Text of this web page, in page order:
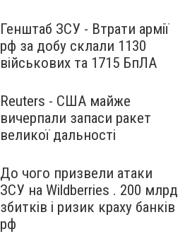
Генштаб ЗСУ - Втрати армії
рф за добу склали 1130
військових та 1715 БпЛА
Reuters - США майже
вичерпали запаси ракет
великої дальності
До чого призвели атаки
ЗСУ на Wildberries . 200 млрд
збитків і ризик краху банків
рф